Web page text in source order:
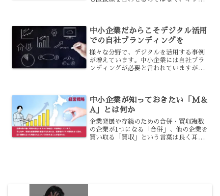
う。リアルとオンライン営業...
中小企業だからこそデジタル活用
での自社ブランディングを
様々な分野で、デジタルを活用する事例
が増えています。中小企業には自社ブラ
ンディングが必要と言われていますが、
か？その必要性と、自社ブ...
中小企業が知っておきたい「M＆
A」とは何か
企業発展や存続のための合併・買収複数
の企業が1つになる「合併」、他の企業を
買い取る「買収」という言葉は良く耳に